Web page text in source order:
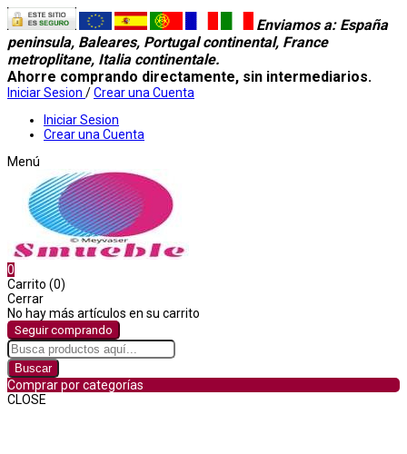
Enviamos a: España
peninsula, Baleares, Portugal continental, France
metroplitane, Italia continentale.
Ahorre comprando directamente, sin intermediarios.
Iniciar Sesion /Crear una Cuenta
Iniciar Sesion
Crear una Cuenta
Menú
0
Carrito (0)
Cerrar
No hay más artículos en su carrito
Seguir comprando
Buscar
Comprar por categorías
CLOSE